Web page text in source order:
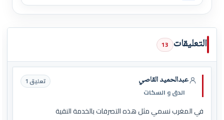
التعليقات 13
عبدالحميد القاصي
الدق و السكات
تعليق 1
في المغرب نسمي مثل هذه التصرفات بالخدمة النقية